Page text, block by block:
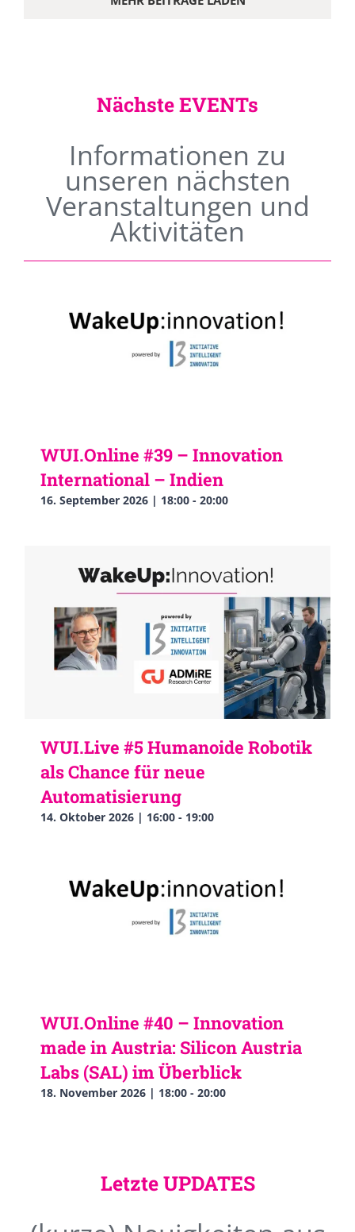
Nächste EVENTs
Informationen zu
unseren nächsten
Veranstaltungen und
Aktivitäten
WUI.Online #39 – Innovation
International – Indien
16. September 2026 | 18:00 - 20:00
WUI.Live #5 Humanoide Robotik
als Chance für neue
Automatisierung
14. Oktober 2026 | 16:00 - 19:00
WUI.Online #40 – Innovation
made in Austria: Silicon Austria
Labs (SAL) im Überblick
18. November 2026 | 18:00 - 20:00
Letzte UPDATES